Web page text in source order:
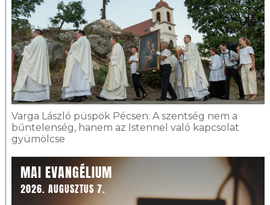
Varga László püspök Pécsen: A szentség nem a
bűntelenség, hanem az Istennel való kapcsolat
gyümölcse
MAI EVANGÉLIUM
2026. AUGUSZTUS 7.